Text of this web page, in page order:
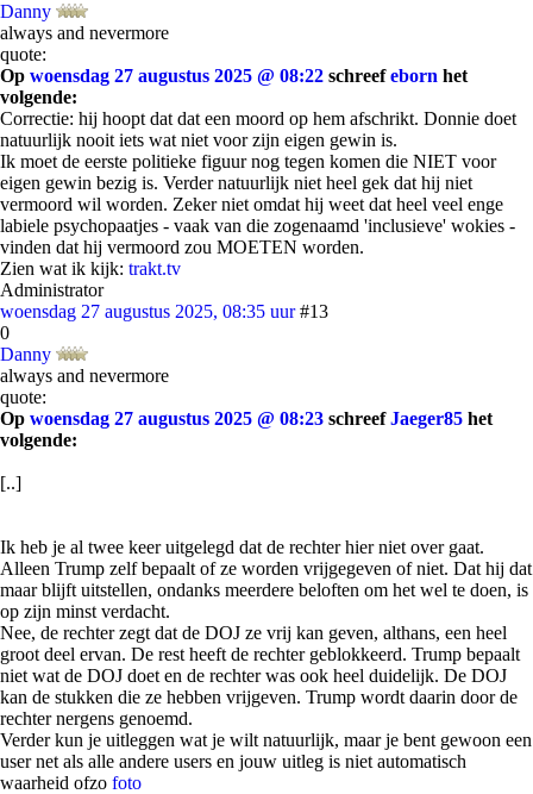
Danny
always and nevermore
quote:
Op woensdag 27 augustus 2025 @ 08:22 schreefeborn het
volgende:
Correctie: hij hoopt dat dat een moord op hem afschrikt. Donnie doet
natuurlijk nooit iets wat niet voor zijn eigen gewin is.
Ik moet de eerste politieke figuur nog tegen komen die NIET voor
eigen gewin bezig is. Verder natuurlijk niet heel gek dat hij niet
vermoord wil worden. Zeker niet omdat hij weet dat heel veel enge
labiele psychopaatjes - vaak van die zogenaamd 'inclusieve' wokies -
vinden dat hij vermoord zou MOETEN worden.
Zien wat ik kijk: trakt.tv
Administrator
woensdag 27 augustus 2025, 08:35 uur #13
0
Danny
always and nevermore
quote:
Op woensdag 27 augustus 2025 @ 08:23 schreefJaeger85 het
volgende:
[..]
Ik heb je al twee keer uitgelegd dat de rechter hier niet over gaat.
Alleen Trump zelf bepaalt of ze worden vrijgegeven of niet. Dat hij dat
maar blijft uitstellen, ondanks meerdere beloften om het wel te doen, is
op zijn minst verdacht.
Nee, de rechter zegt dat de DOJ ze vrij kan geven, althans, een heel
groot deel ervan. De rest heeft de rechter geblokkeerd. Trump bepaalt
niet wat de DOJ doet en de rechter was ook heel duidelijk. De DOJ
kan de stukken die ze hebben vrijgeven. Trump wordt daarin door de
rechter nergens genoemd.
Verder kun je uitleggen wat je wilt natuurlijk, maar je bent gewoon een
user net als alle andere users en jouw uitleg is niet automatisch
waarheid ofzo foto